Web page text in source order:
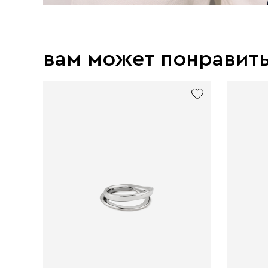
вам может